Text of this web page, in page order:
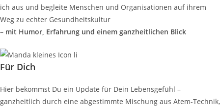
ich aus und begleite Menschen und Organisationen auf ihrem
Weg zu echter Gesundheitskultur
– mit Humor, Erfahrung und einem ganzheitlichen Blick
Für Dich
Hier bekommst Du ein Update für Dein Lebensgefühl –
ganzheitlich durch eine abgestimmte Mischung aus Atem-Technik,